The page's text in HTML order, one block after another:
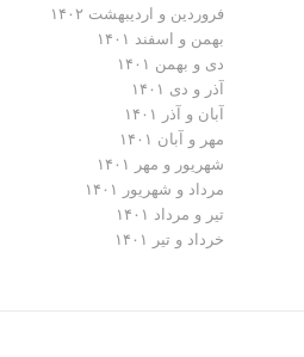
فروردین و اردیبهشت ۱۴۰۲
بهمن و اسفند ۱۴۰۱
دی و بهمن ۱۴۰۱
آذر و دی ۱۴۰۱
آبان و آذر ۱۴۰۱
مهر و آبان ۱۴۰۱
شهریور و مهر ۱۴۰۱
مرداد و شهریور ۱۴۰۱
تیر و مرداد ۱۴۰۱
خرداد و تیر ۱۴۰۱